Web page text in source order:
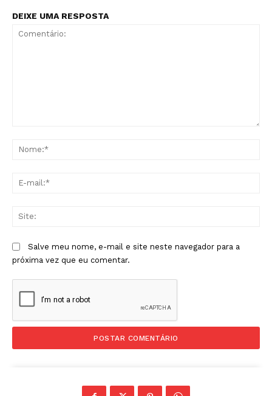
DEIXE UMA RESPOSTA
Salve meu nome, e-mail e site neste navegador para a
próxima vez que eu comentar.